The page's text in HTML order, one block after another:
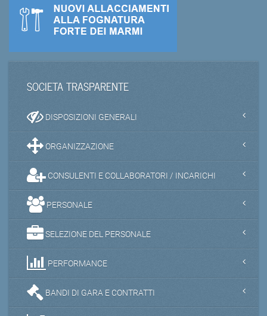
SOCIETA TRASPARENTE
DISPOSIZIONI GENERALI
ORGANIZZAZIONE
CONSULENTI E COLLABORATORI / INCARICHI
PERSONALE
SELEZIONE DEL PERSONALE
PERFORMANCE
BANDI DI GARA E CONTRATTI